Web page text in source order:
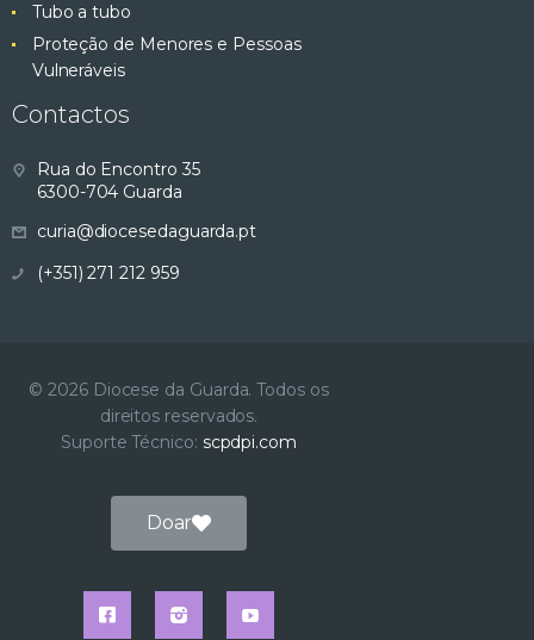
Tubo a tubo
Proteção de Menores e Pessoas
Vulneráveis
Contactos
Rua do Encontro 35
6300-704 Guarda
curia@diocesedaguarda.pt
(+351) 271 212 959
© 2026 Diocese da Guarda. Todos os
direitos reservados.
Suporte Técnico: scpdpi.com
Doar